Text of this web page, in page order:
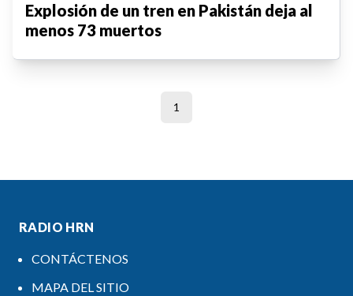
Explosión de un tren en Pakistán deja al
menos 73 muertos
1
RADIO HRN
CONTÁCTENOS
MAPA DEL SITIO